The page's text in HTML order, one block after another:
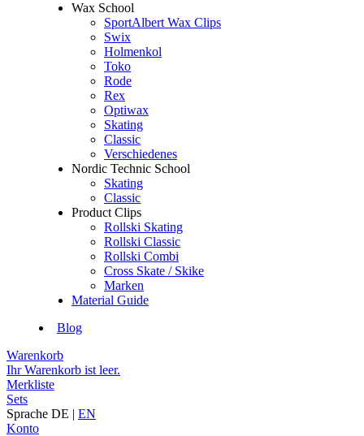
Wax School
SportAlbert Wax Clips
Swix
Holmenkol
Toko
Rode
Rex
Optiwax
Skating
Classic
Verschiedenes
Nordic Technic School
Skating
Classic
Product Clips
Rollski Skating
Rollski Classic
Rollski Combi
Cross Skate / Skike
Marken
Material Guide
Blog
Warenkorb
Ihr Warenkorb ist leer.
Merkliste
Sets
Sprache DE | EN
Konto